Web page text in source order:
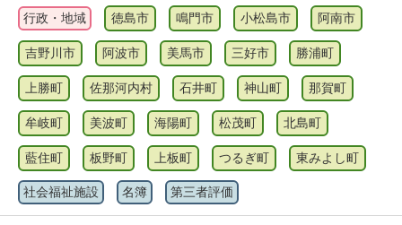
行政・地域 徳島市 鳴門市 小松島市 阿南市
吉野川市 阿波市 美馬市 三好市 勝浦町
上勝町 佐那河内村 石井町 神山町 那賀町
牟岐町 美波町 海陽町 松茂町 北島町
藍住町 板野町 上板町 つるぎ町 東みよし町
社会福祉施設 名簿 第三者評価